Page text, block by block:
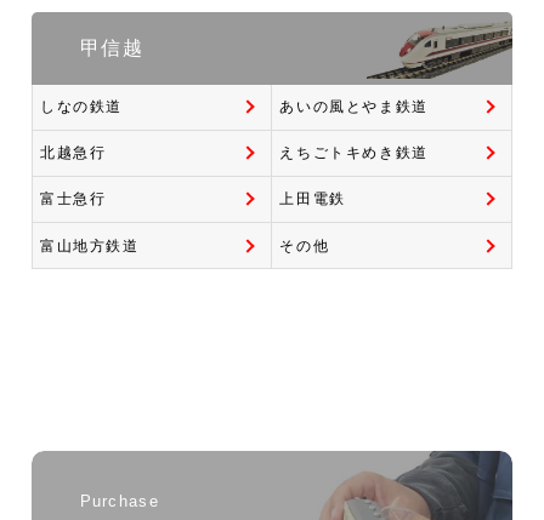
甲信越
しなの鉄道 あいの風とやま鉄道
北越急行 えちごトキめき鉄道
富士急行 上田電鉄
富山地方鉄道 その他
Purchase